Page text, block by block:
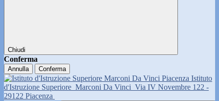
Chiudi
Conferma
Annulla Conferma
Istituto
d'Istruzione Superiore Marconi Da Vinci Via IV Novembre 122 -
29122 Piacenza